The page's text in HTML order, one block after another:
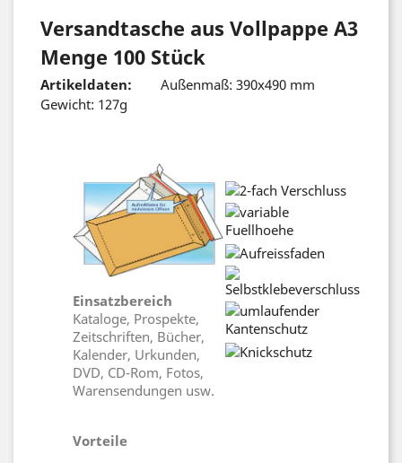
Versandtasche aus Vollpappe A3
Menge 100 Stück
Artikeldaten: Außenmaß: 390x490 mm
Gewicht: 127g
Einsatzbereich
Kataloge, Prospekte,
Zeitschriften, Bücher,
Kalender, Urkunden,
DVD, CD-Rom, Fotos,
Warensendungen usw.
Vorteile